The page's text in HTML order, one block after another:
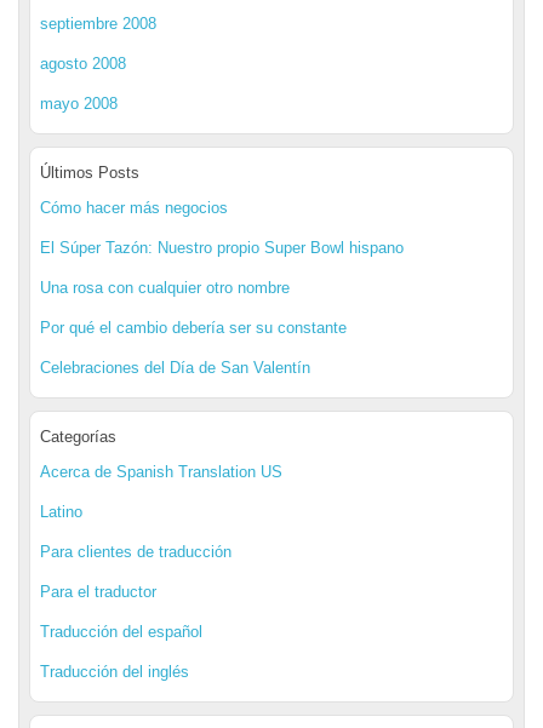
septiembre 2008
agosto 2008
mayo 2008
Últimos Posts
Cómo hacer más negocios
El Súper Tazón: Nuestro propio Super Bowl hispano
Una rosa con cualquier otro nombre
Por qué el cambio debería ser su constante
Celebraciones del Día de San Valentín
Categorías
Acerca de Spanish Translation US
Latino
Para clientes de traducción
Para el traductor
Traducción del español
Traducción del inglés